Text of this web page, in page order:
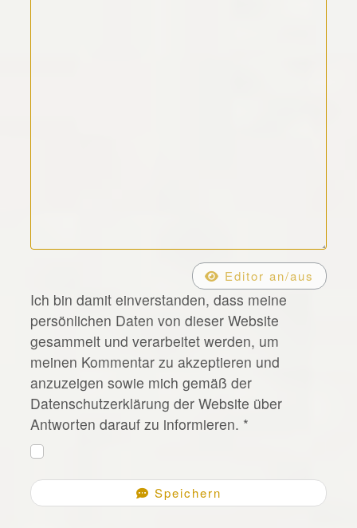
Editor an/aus
Ich bin damit einverstanden, dass meine
persönlichen Daten von dieser Website
gesammelt und verarbeitet werden, um
meinen Kommentar zu akzeptieren und
anzuzeigen sowie mich gemäß der
Datenschutzerklärung der Website über
Antworten darauf zu informieren. *
Speichern